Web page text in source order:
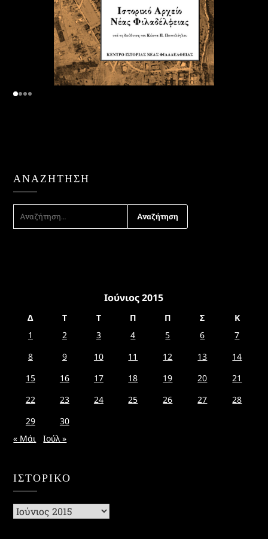
ΑΝΑΖΉΤΗΣΗ
ΑΝΑΖΉΤΗΣΗ
ΓΙΑ:
Ιούνιος 2015
Δ Τ Τ Π Π Σ
Κ
1
2 3 4 5 6
7
8
9 10 11 12 13
14
15
16 17 18 19 20
21
22
23 24 25 26 27
28
29
30
« Μάι
Ιούλ »
ΙΣΤΟΡΙΚΌ
Ιστορικό